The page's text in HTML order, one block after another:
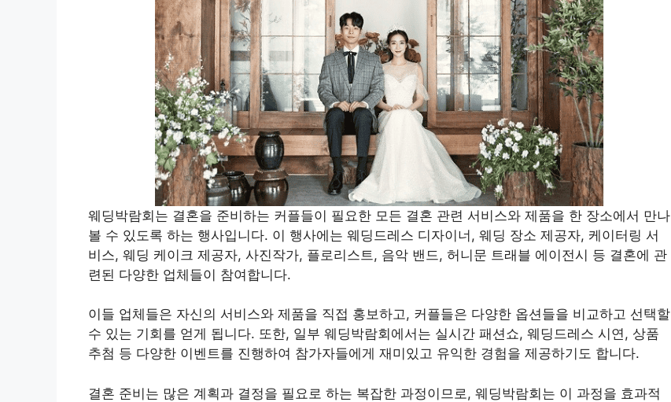
웨딩박람회는 결혼을 준비하는 커플들이 필요한 모든 결혼 관련 서비스와 제품을 한 장소에서 만나
볼 수 있도록 하는 행사입니다. 이 행사에는 웨딩드레스 디자이너, 웨딩 장소 제공자, 케이터링 서
비스, 웨딩 케이크 제공자, 사진작가, 플로리스트, 음악 밴드, 허니문 트래블 에이전시 등 결혼에 관
련된 다양한 업체들이 참여합니다.
이들 업체들은 자신의 서비스와 제품을 직접 홍보하고, 커플들은 다양한 옵션들을 비교하고 선택할
수 있는 기회를 얻게 됩니다. 또한, 일부 웨딩박람회에서는 실시간 패션쇼, 웨딩드레스 시연, 상품
추첨 등 다양한 이벤트를 진행하여 참가자들에게 재미있고 유익한 경험을 제공하기도 합니다.
결혼 준비는 많은 계획과 결정을 필요로 하는 복잡한 과정이므로, 웨딩박람회는 이 과정을 효과적